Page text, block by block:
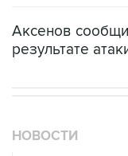
Аксенов
результате
НОВОСТИ